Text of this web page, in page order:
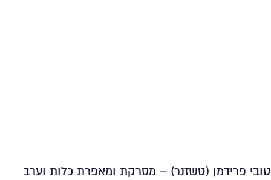
טובי פרידמן (טשזנר) – מסרקת ומאפרת כלות וערב